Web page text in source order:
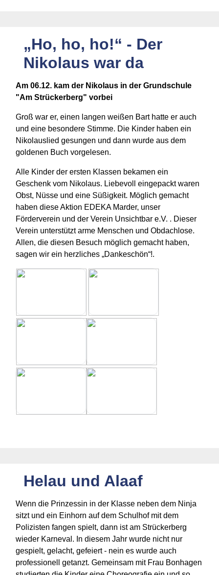
„Ho, ho, ho!“ - Der
Nikolaus war da
Am 06.12. kam der Nikolaus in der Grundschule
"Am Strückerberg" vorbei
Groß war er, einen langen weißen Bart hatte er auch
und eine besondere Stimme. Die Kinder haben ein
Nikolauslied gesungen und dann wurde aus dem
goldenen Buch vorgelesen.
Alle Kinder der ersten Klassen bekamen ein
Geschenk vom Nikolaus. Liebevoll eingepackt waren
Obst, Nüsse und eine Süßigkeit. Möglich gemacht
haben diese Aktion EDEKA Marder, unser
Förderverein und der Verein Unsichtbar e.V. . Dieser
Verein unterstützt arme Menschen und Obdachlose.
Allen, die diesen Besuch möglich gemacht haben,
sagen wir ein herzliches „Dankeschön“!.
Helau und Alaaf
Wenn die Prinzessin in der Klasse neben dem Ninja
sitzt und ein Einhorn auf dem Schulhof mit dem
Polizisten fangen spielt, dann ist am Strückerberg
wieder Karneval. In diesem Jahr wurde nicht nur
gespielt, gelacht, gefeiert - nein es wurde auch
professionell getanzt. Gemeinsam mit Frau Bonhagen